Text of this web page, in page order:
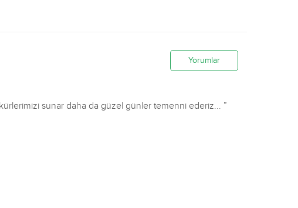
Yorumlar
ederiz... ”
“ Telefonla bilgi verme ve ilgilenme konusunda olsun